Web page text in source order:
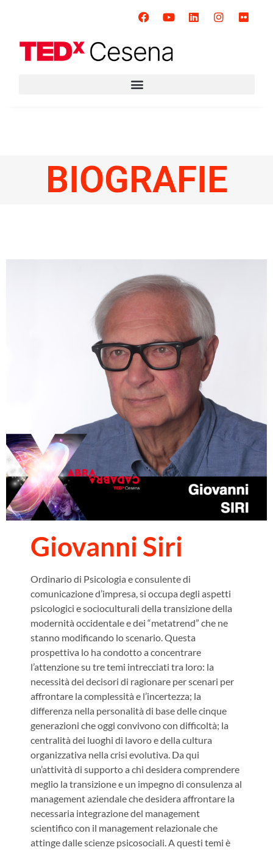
BIOGRAFIE
Giovanni Siri
Ordinario di Psicologia e consulente di
comunicazione d’impresa, si occupa degli aspetti
psicologici e socioculturali della transizione della
modernità occidentale e dei “metatrend” che ne
stanno modificando lo scenario. Questa
prospettiva lo ha condotto a concentrare
l’attenzione su tre temi intrecciati tra loro: la
necessità dei decisori di ragionare per scenari per
affrontare la complessità e l’incertezza; la
differenza nella personalità di base delle cinque
generazioni che oggi convivono con difficoltà; la
centralità dei luoghi di lavoro e della cultura
organizzativa nella crisi evolutiva. Da qui
un’attività di supporto a chi desidera comprendere
meglio la transizione e un impegno di consulenza al
management aziendale che desidera affrontare la
necessaria integrazione del management
scientifico con il management relazionale che
attinge dalle scienze psicosociali. A questi temi è